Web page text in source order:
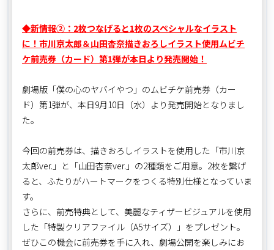
◆新情報②：2枚つなげると1枚のスペシャルなイラスト
に！市川京太郎＆山田杏奈描きおろしイラスト使用ムビチ
ケ前売券（カード）第1弾が本日より発売開始！
劇場版「僕の心のヤバイやつ」のムビチケ前売券（カー
ド）第1弾が、本日9月10日（水）より発売開始となりまし
た。
今回の前売券は、描きおろしイラストを使用した「市川京
太郎ver.」と「山田杏奈ver.」の2種類をご用意。2枚を繋げ
ると、ふたりがハートマークをつくる特別仕様となっていま
す。
さらに、前売特典として、美麗なティザービジュアルを使用
した「特製クリアファイル（A5サイズ）」をプレゼント。
ぜひこの機会に前売券を手に入れ、劇場公開を楽しみにお